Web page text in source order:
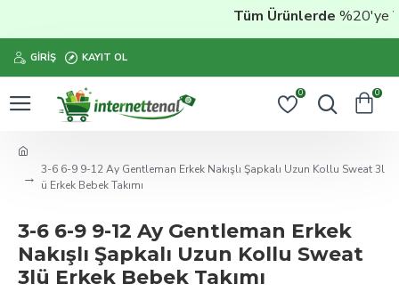
Tüm Ürünlerde%20'ye
GIRIŞ KAYIT OL
0 0
3-6 6-9 9-12 Ay Gentleman Erkek Nakışlı Şapkalı Uzun Kollu Sweat 3l
ü Erkek Bebek Takımı
3-6 6-9 9-12 Ay Gentleman Erkek
Nakışlı Şapkalı Uzun Kollu Sweat
3lü Erkek Bebek Takımı